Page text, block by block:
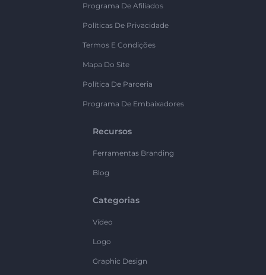
Programa De Afiliados
Políticas De Privacidade
Termos E Condições
Mapa Do Site
Política De Parceria
Programa De Embaixadores
Recursos
Ferramentas Branding
Blog
Categorias
Vídeo
Logo
Graphic Design